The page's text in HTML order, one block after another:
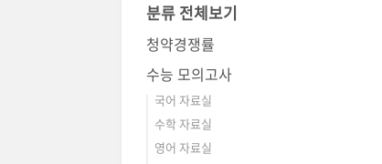
분류 전체보기
청약경쟁률
수능 모의고사
국어 자료실
수학 자료실
영어 자료실